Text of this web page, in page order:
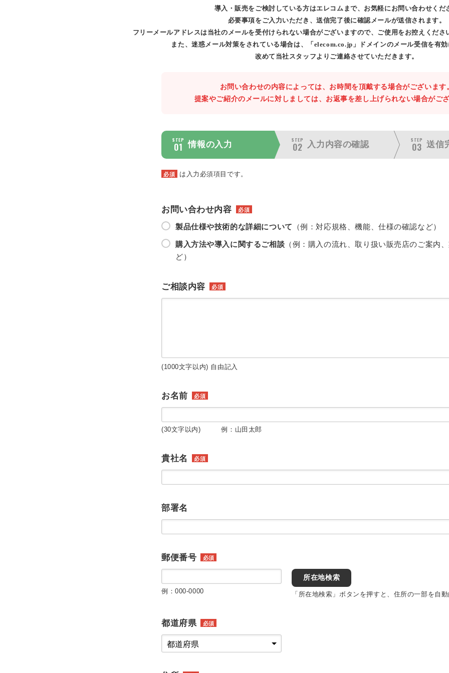
導入・販売をご検討している方はエレコムまで、お気軽にお問い合わせくだ
必要事項をご入力いただき、送信完了後に確認メールが送信されます。
フリーメールアドレスは当社のメールを受付けられない場合がございますので、ご使用をお控えくださ
また、迷惑メール対策をされている場合は、「elecom.co.jp」ドメインのメール受信を有効
改めて当社スタッフよりご連絡させていただきます。
お問い合わせの内容によっては、お時間を頂戴する場合がございます
提案やご紹介のメールに対しましては、お返事を差し上げられない場合がござ
STEP
01 情報の入力
STEP
02 入力内容の確認
STEP
03 送信
必須 は入力必須項目です。
お問い合わせ内容 必須
製品仕様や技術的な詳細について （例：対応規格、機能、仕様の確認など）
購入方法や導入に関するご相談 （例：購入の流れ、取り扱い販売店のご案内
ど）
ご相談内容 必須
(1000文字以内) 自由記入
お名前 必須
(30文字以内) 例：山田太郎
貴社名 必須
部署名
郵便番号 必須
例：000-0000
所在地検索
「所在地検索」ボタンを押すと、住所の一部を自動
都道府県 必須